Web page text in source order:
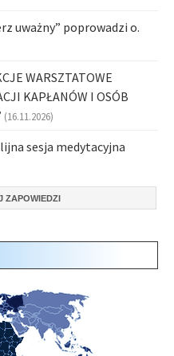
uważny” poprowadzi o.
WARSZTATOWE
KAPŁANÓW I OSÓB
(16.11.2026)
sesja medytacyjna
ZAPOWIEDZI